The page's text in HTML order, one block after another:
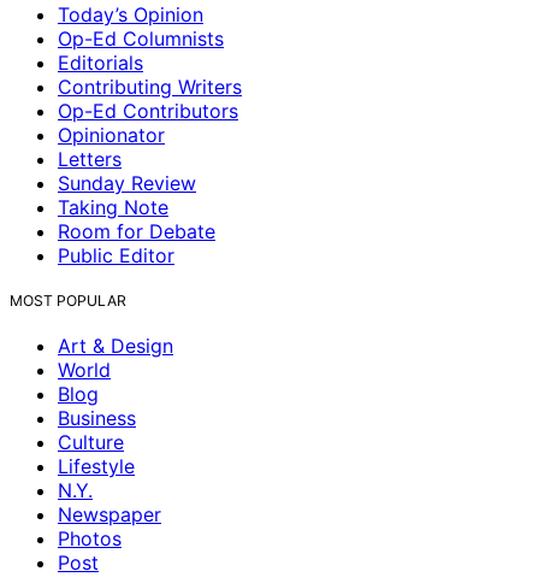
Today’s Opinion
Op-Ed Columnists
Editorials
Contributing Writers
Op-Ed Contributors
Opinionator
Letters
Sunday Review
Taking Note
Room for Debate
Public Editor
MOST POPULAR
Art & Design
World
Blog
Business
Culture
Lifestyle
N.Y.
Newspaper
Photos
Post